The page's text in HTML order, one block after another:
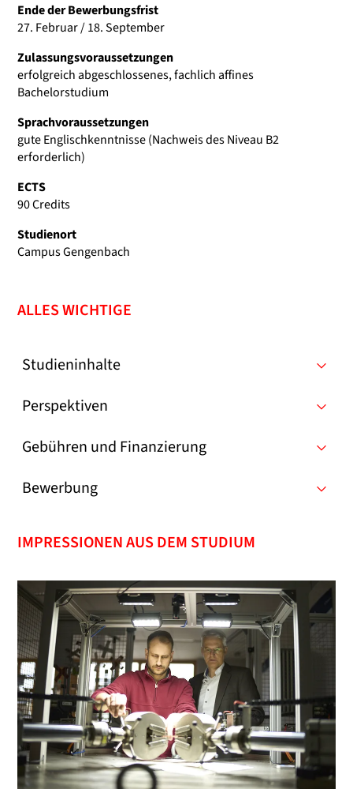
Ende der Bewerbungsfrist
27. Februar / 18. September
Zulassungsvoraussetzungen
erfolgreich abgeschlossenes, fachlich affines
Bachelorstudium
Sprachvoraussetzungen
gute Englischkenntnisse (Nachweis des Niveau B2
erforderlich)
ECTS
90 Credits
Studienort
Campus Gengenbach
ALLES WICHTIGE
Studieninhalte
Perspektiven
Gebühren und Finanzierung
Bewerbung
IMPRESSIONEN AUS DEM STUDIUM